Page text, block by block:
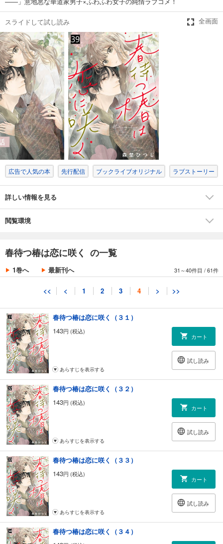
スライドして試し読み 全画面
広告で人気の本 先行配信 ブックライブオリジナル ラブストーリー
詳しい情報を見る
閲覧環境
春待つ椿は恋に咲く の一覧
1巻へ 最新刊へ 31～40件目 /61件
<< < 1 2 3 4 > >>
あらすじを表示する
春待つ椿は恋に咲く（２７）
143円 (税込)
あらすじを表示する
春待つ椿は恋に咲く（２８）
143円 (税込)
あらすじを表示する
春待つ椿は恋に咲く（２９）
143円 (税込)
カート
試し読み
143円 (税込)
春待つ椿は恋に咲く（３１）
143円 (税込)
カート
試し読み
あらすじを表示する
春待つ椿は恋に咲く（３２）
143円 (税込)
カート
試し読み
あらすじを表示する
春待つ椿は恋に咲く（３３）
143円 (税込)
カート
試し読み
あらすじを表示する
春待つ椿は恋に咲く（３４）